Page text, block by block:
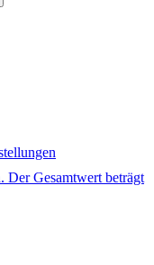
Der Gesamtwert beträgt